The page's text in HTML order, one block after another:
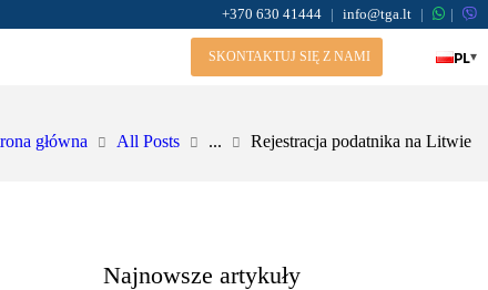
+370 630 41444 | info@tga.lt | |
SKONTAKTUJ SIĘ Z NAMI PL▾
główna All Posts ... Rejestracja podatnika na Litwie
Najnowsze artykuły